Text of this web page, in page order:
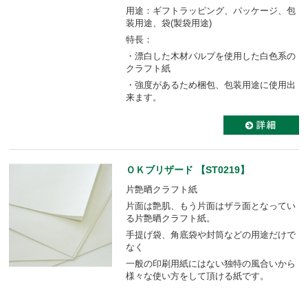
用途：ギフトラッピング、パッケージ、包
装用途、袋(製袋用途)
特長：
・漂白した木材パルプを使用した白色系の
クラフト紙
・強度があるため梱包、包装用途に使用出
来ます。
ＯＫブリザード 【ST0219】
片艶晒クラフト紙
片面は艶肌、もう片面はザラ面となってい
る片艶晒クラフト紙。
手提げ袋、角底袋や封筒などの用途だけで
なく
一般の印刷用紙にはない独特の風合いから
様々な使い方をして頂ける紙です。